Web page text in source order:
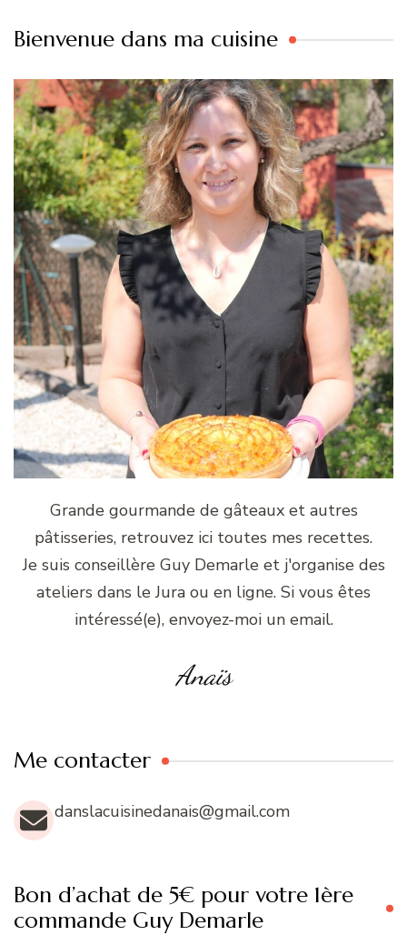
Bienvenue dans ma cuisine
Grande gourmande de gâteaux et autres
pâtisseries, retrouvez ici toutes mes recettes.
Je suis conseillère Guy Demarle et j'organise des
ateliers dans le Jura ou en ligne. Si vous êtes
intéressé(e), envoyez-moi un email.
Anaïs
Me contacter
danslacuisinedanais@gmail.com
Bon d’achat de 5€ pour votre 1ère
commande Guy Demarle